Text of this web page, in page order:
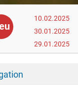
10.02.2025
30.01.2025
29.01.2025